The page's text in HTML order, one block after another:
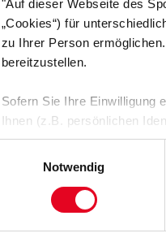
"Auf dieser Webseite des
„Cookies“) für
zu Ihrer Person
bereitzustellen.
Sofern Sie Ihre Einwilligung
Ihnen (z.B. persönlichen
zulassen“-Button stimmen
personenbezogenen Daten
Soweit Sie „Notwendige
Notwendig